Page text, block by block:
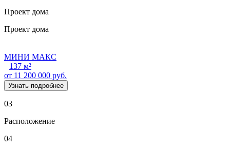
Проект дома
Проект дома
МИНИ МАКС
137 м²
от 11 200 000 руб.
Узнать подробнее
03
Расположение
04